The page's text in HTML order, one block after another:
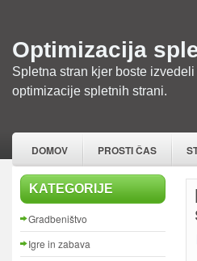
Optimizacija
Spletna stran kjer boste
optimizacije spletnih strani.
DOMOV PROSTI ČAS
KATEGORIJE
Gradbeništvo
Igre in zabava